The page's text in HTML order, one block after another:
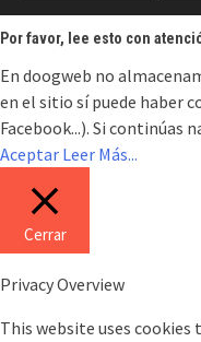
Por favor, lee esto con
En doogweb no
en el sitio sí puede haber
Facebook...). Si continúas
Aceptar Leer Más...
Cerrar
Privacy Overview
This website uses cookies